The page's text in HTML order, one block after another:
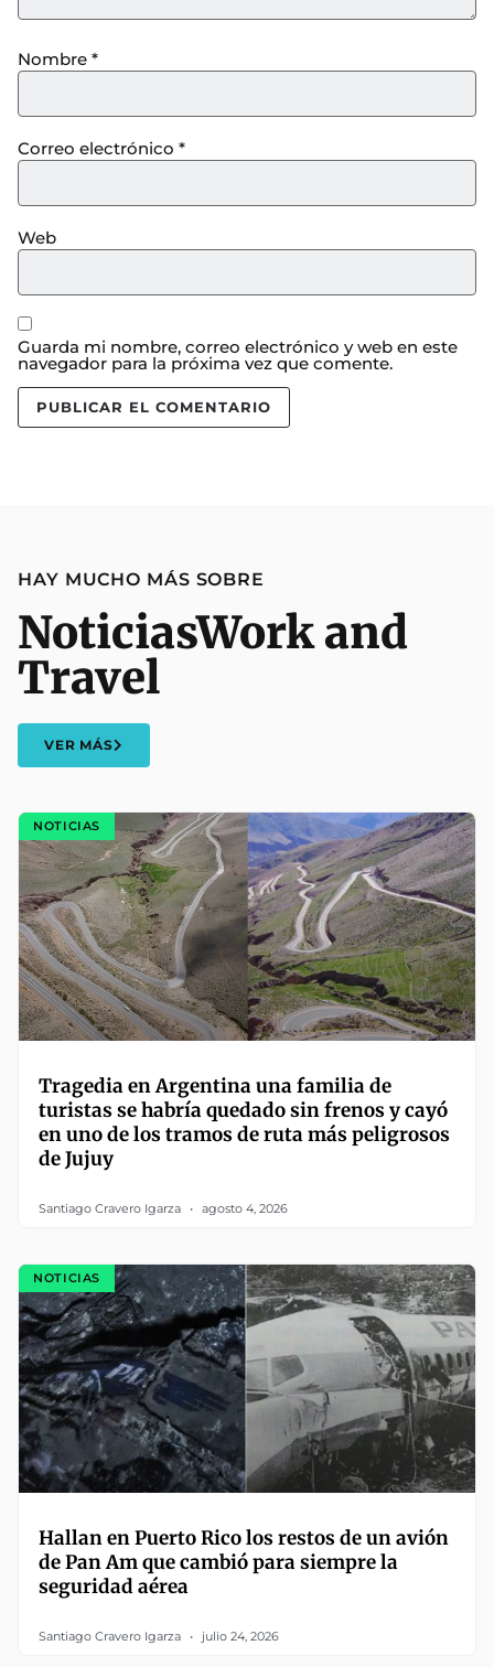
Nombre *
Correo electrónico *
Web
Guarda mi nombre, correo electrónico y web en este
navegador para la próxima vez que comente.
HAY MUCHO MÁS SOBRE
NoticiasWork and
Travel
VER MÁS
NOTICIAS
Tragedia en Argentina una familia de
turistas se habría quedado sin frenos y cayó
en uno de los tramos de ruta más peligrosos
de Jujuy
Santiago Cravero Igarza agosto 4, 2026
NOTICIAS
Hallan en Puerto Rico los restos de un avión
de Pan Am que cambió para siempre la
seguridad aérea
Santiago Cravero Igarza julio 24, 2026